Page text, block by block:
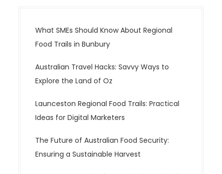
What SMEs Should Know About Regional
Food Trails in Bunbury
Australian Travel Hacks: Savvy Ways to
Explore the Land of Oz
Launceston Regional Food Trails: Practical
Ideas for Digital Marketers
The Future of Australian Food Security:
Ensuring a Sustainable Harvest